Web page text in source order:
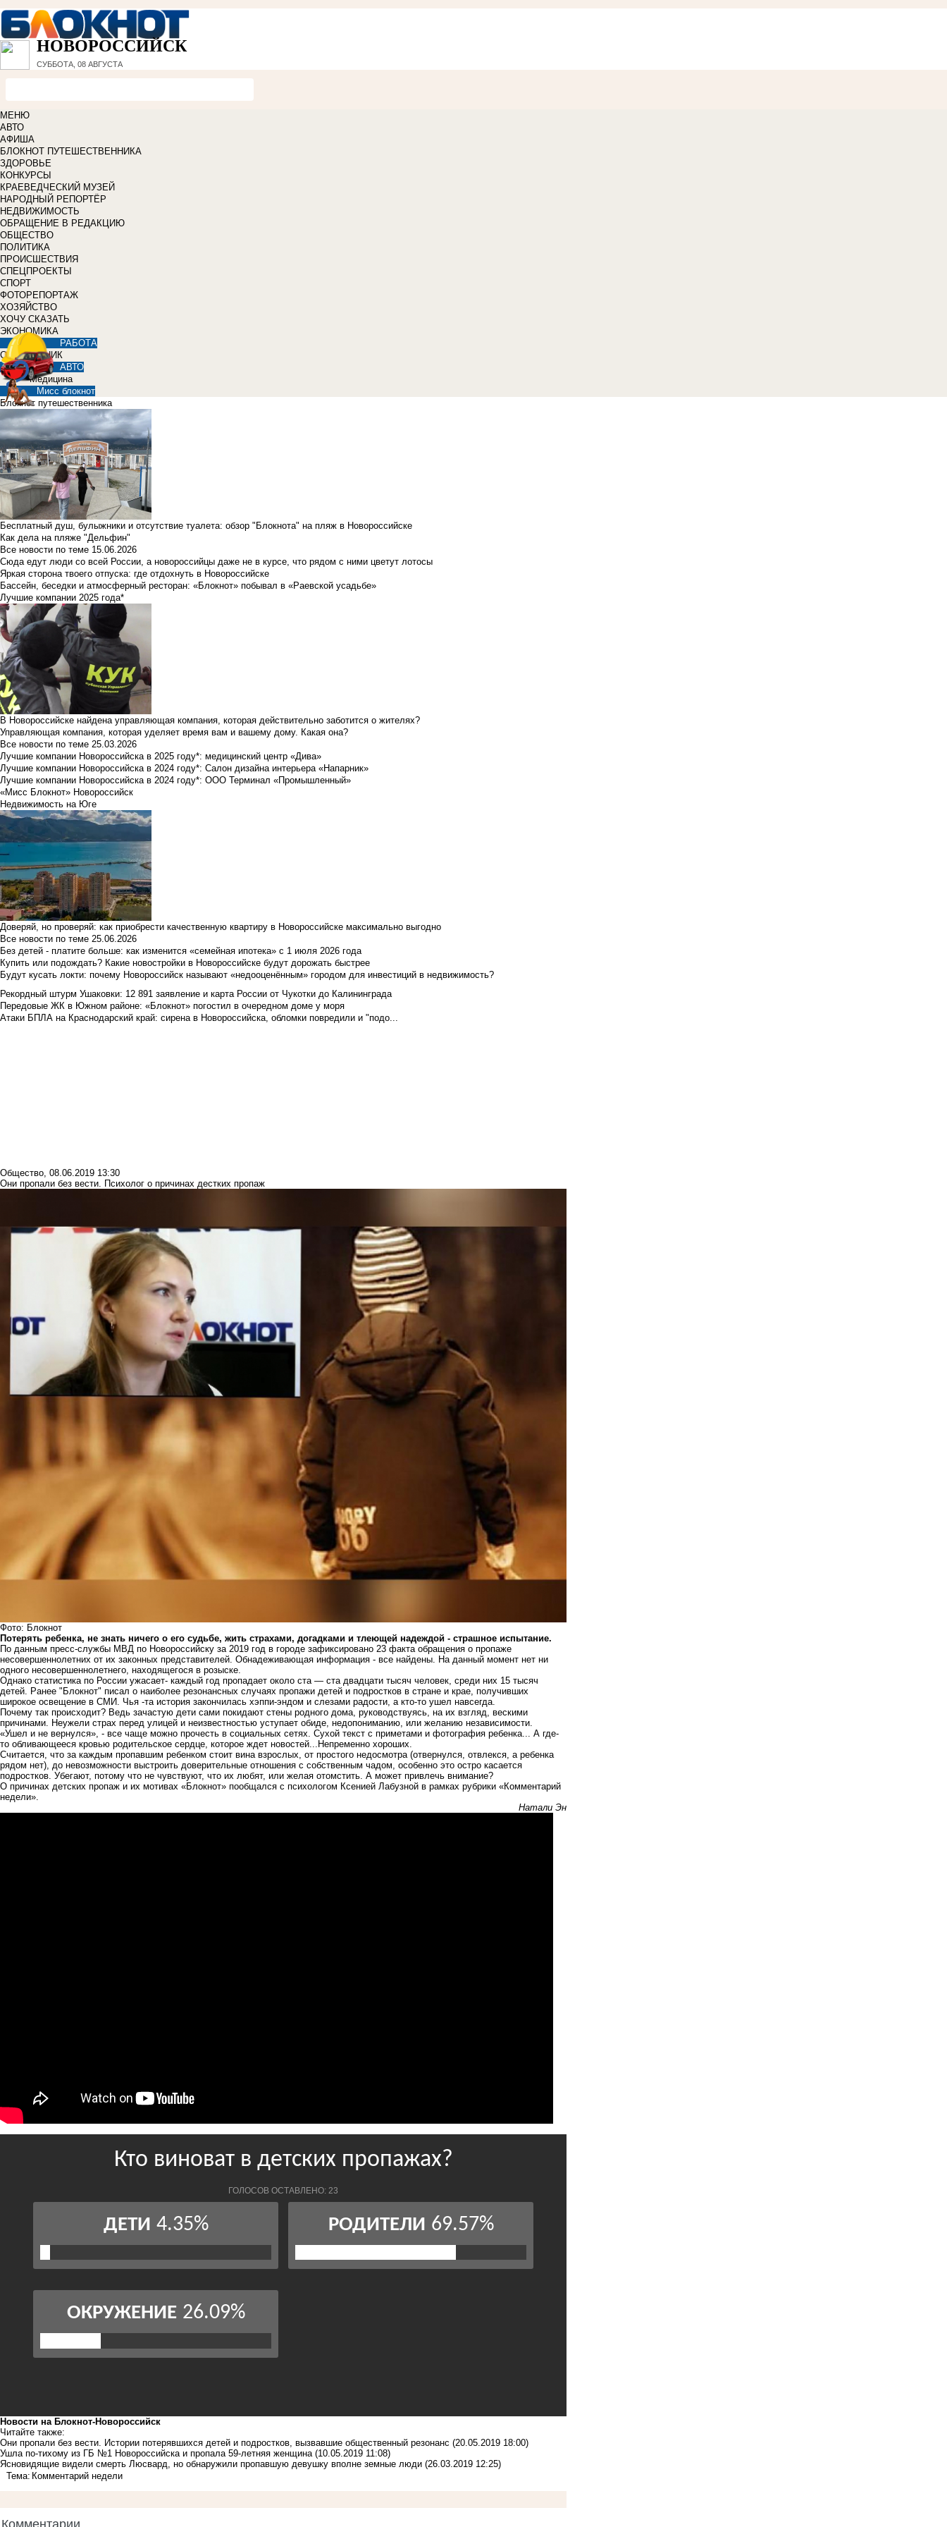
НОВОРОССИЙСК
СУББОТА, 08 АВГУСТА
МЕНЮ
АВТО
АФИША
БЛОКНОТ ПУТЕШЕСТВЕННИКА
ЗДОРОВЬЕ
КОНКУРСЫ
КРАЕВЕДЧЕСКИЙ МУЗЕЙ
НАРОДНЫЙ РЕПОРТЁР
НЕДВИЖИМОСТЬ
ОБРАЩЕНИЕ В РЕДАКЦИЮ
ОБЩЕСТВО
ПОЛИТИКА
ПРОИСШЕСТВИЯ
СПЕЦПРОЕКТЫ
СПОРТ
ФОТОРЕПОРТАЖ
ХОЗЯЙСТВО
ХОЧУ СКАЗАТЬ
ЭКОНОМИКА
РАБОТА
СПРАВОЧНИК
АВТО
Медицина
Мисс блокнот
Блокнот путешественника
Бесплатный душ, булыжники и отсутствие туалета: обзор "Блокнота" на пляж в Новороссийске
Как дела на пляже "Дельфин"
Все новости по теме 15.06.2026
Сюда едут люди со всей России, а новороссийцы даже не в курсе, что рядом с ними цветут лотосы
Яркая сторона твоего отпуска: где отдохнуть в Новороссийске
Бассейн, беседки и атмосферный ресторан: «Блокнот» побывал в «Раевской усадьбе»
Лучшие компании 2025 года*
В Новороссийске найдена управляющая компания, которая действительно заботится о жителях?
Управляющая компания, которая уделяет время вам и вашему дому. Какая она?
Все новости по теме 25.03.2026
Лучшие компании Новороссийска в 2025 году*: медицинский центр «Дива»
Лучшие компании Новороссийска в 2024 году*: Салон дизайна интерьера «Напарник»
Лучшие компании Новороссийска в 2024 году*: ООО Терминал «Промышленный»
«Мисс Блокнот» Новороссийск
Недвижимость на Юге
Доверяй, но проверяй: как приобрести качественную квартиру в Новороссийске максимально выгодно
Все новости по теме 25.06.2026
Без детей - платите больше: как изменится «семейная ипотека» с 1 июля 2026 года
Купить или подождать? Какие новостройки в Новороссийске будут дорожать быстрее
Будут кусать локти: почему Новороссийск называют «недооценённым» городом для инвестиций в недвижимость?
Рекордный штурм Ушаковки: 12 891 заявление и карта России от Чукотки до Калининграда
Передовые ЖК в Южном районе: «Блокнот» погостил в очередном доме у моря
Атаки БПЛА на Краснодарский край: сирена в Новороссийска, обломки повредили и "подо...
Общество, 08.06.2019 13:30
Они пропали без вести. Психолог о причинах дестких пропаж
Фото: Блокнот
Потерять ребенка, не знать ничего о его судьбе, жить страхами, догадками и тлеющей надеждой - страшное испытание.
По данным пресс-службы МВД по Новороссийску за 2019 год в городе зафиксировано 23 факта обращения о пропаже
несовершеннолетних от их законных представителей. Обнадеживающая информация - все найдены. На данный момент нет ни
одного несовершеннолетнего, находящегося в розыске.
Однако статистика по России ужасает- каждый год пропадает около ста — ста двадцати тысяч человек, среди них 15 тысяч
детей. Ранее "Блокнот" писал о наиболее резонансных случаях пропажи детей и подростков в стране и крае, получивших
широкое освещение в СМИ. Чья -та история закончилась хэппи-эндом и слезами радости, а кто-то ушел навсегда.
Почему так происходит? Ведь зачастую дети сами покидают стены родного дома, руководствуясь, на их взгляд, вескими
причинами. Неужели страх перед улицей и неизвестностью уступает обиде, недопониманию, или желанию независимости.
«Ушел и не вернулся», - все чаще можно прочесть в социальных сетях. Сухой текст с приметами и фотография ребенка... А где-
то обливающееся кровью родительское сердце, которое ждет новостей...Непременно хороших.
Считается, что за каждым пропавшим ребенком стоит вина взрослых, от простого недосмотра (отвернулся, отвлекся, а ребенка
рядом нет), до невозможности выстроить доверительные отношения с собственным чадом, особенно это остро касается
подростков. Убегают, потому что не чувствуют, что их любят, или желая отомстить. А может привлечь внимание?
О причинах детских пропаж и их мотивах «Блокнот» пообщался с психологом Ксенией Лабузной в рамках рубрики «Комментарий
недели».
Натали Эн
Новости на Блoкнoт-Новороссийск
Читайте также:
Они пропали без вести. Истории потерявшихся детей и подростков, вызвавшие общественный резонанс (20.05.2019 18:00)
Ушла по-тихому из ГБ №1 Новороссийска и пропала 59-летняя женщина (10.05.2019 11:08)
Ясновидящие видели смерть Люсвард, но обнаружили пропавшую девушку вполне земные люди (26.03.2019 12:25)
Тема: Комментарий недели
Комментарии